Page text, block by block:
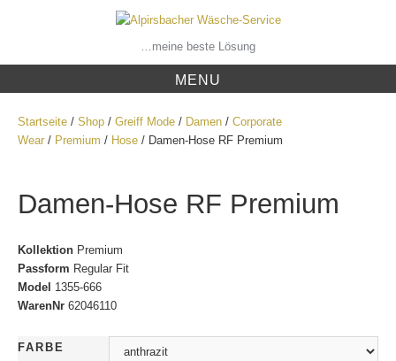
…meine beste Lösung
MENU
Startseite/ Shop/ Greiff Mode/ Damen/ Corporate
Wear/ Premium / Hose/ Damen-Hose RF Premium
Damen-Hose RF Premium
Kollektion Premium
Passform Regular Fit
Model 1355-666
WarenNr 62046110
FARBE